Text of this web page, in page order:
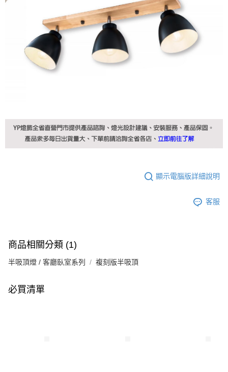
顯示電腦版詳細說明
客服
商品相關分類 (1)
半吸頂燈 / 客廳臥室系列 複刻版半吸頂
必買清單